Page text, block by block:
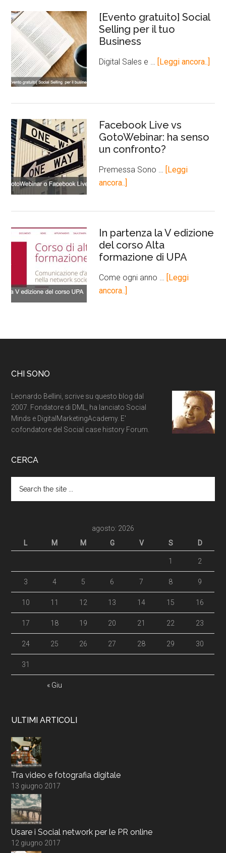
[Evento gratuito] Social
Selling per il tuo
Business
Digital Sales e … [Leggi ancora..]
Facebook Live vs
GotoWebinar: ha senso
un confronto?
Premessa Sono … [Leggi
ancora..]
In partenza la V edizione
del corso Alta
formazione di UPA
Come ogni anno … [Leggi
ancora..]
CHI SONO
Leonardo Bellini, scrive su questo blog dal
2007. Fondatore di DML, ha lanciato Social
Minds e DigitalMarketingAcademy. E'
cofondatore del Social case history Forum.
CERCA
agosto: 2026
L
M M G V S D
« Giu
1 2
3 4 5 6 7 8 9
10 11 12 13 14 15 16
17 18 19 20 21 22 23
24 25 26 27 28 29 30
31
ULTIMI ARTICOLI
Tra video e fotografia digitale
13 giugno 2017
Usare i Social network per le PR online
12 giugno 2017